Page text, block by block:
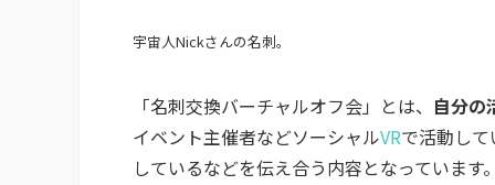
宇宙人Nickさんの名刺。
「名刺交換バーチャルオフ会」とは、 自分の
イベント主催者などソーシャルVRで活動し
しているなどを伝え合う内容となっています